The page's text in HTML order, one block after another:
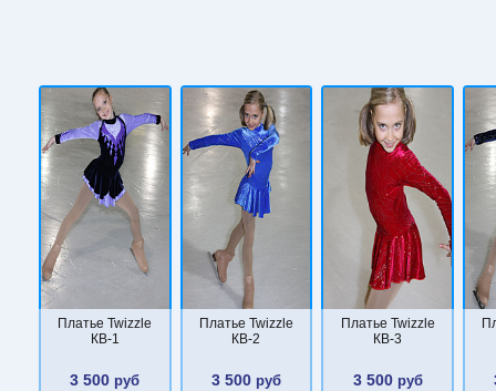
Платье Twizzle
КВ-1
3 500 руб
Платье Twizzle
КВ-2
3 500 руб
Платье Twizzle
КВ-3
3 500руб